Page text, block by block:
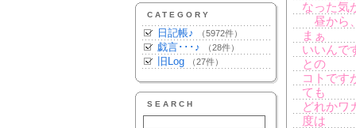
CATEGORY
日記帳♪ （5972件）
戯言･･･♪ （28件）
旧Log （27件）
SEARCH
なった気
昼から
まぁ
いいんで
との
コトです
ても
どれかワ
度は